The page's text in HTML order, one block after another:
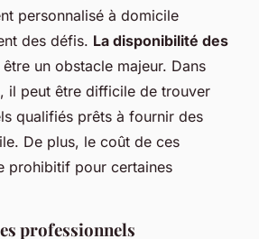
personnalisé à domicile
des défis. La disponibilité des
être un obstacle majeur. Dans
il peut être difficile de trouver
qualifiés prêts à fournir des
De plus, le coût de ces
prohibitif pour certaines
professionnels